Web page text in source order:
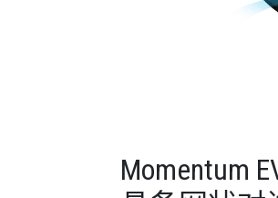
Momentum